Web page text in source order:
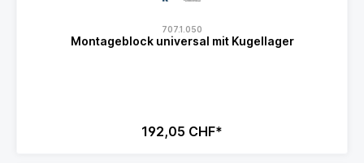
707.1.050
Montageblock universal mit Kugellager
192,05 CHF*